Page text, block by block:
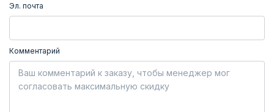
Эл. почта
Комментарий